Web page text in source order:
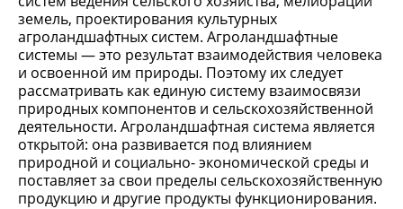
земель, проектирования культурных
агроландшафтных систем. Агроландшафтные
системы — это результат взаимодействия человека
и освоенной им природы. Поэтому их следует
рассматривать как единую систему взаимосвязи
природных компонентов и сельскохозяйственной
деятельности. Агроландшафтная система является
открытой: она развивается под влиянием
природной и социально- экономической среды и
поставляет за свои пределы сельскохозяйственную
продукцию и другие продукты функционирования.